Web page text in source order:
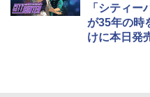
「シティ
が35年の時
けに本日発